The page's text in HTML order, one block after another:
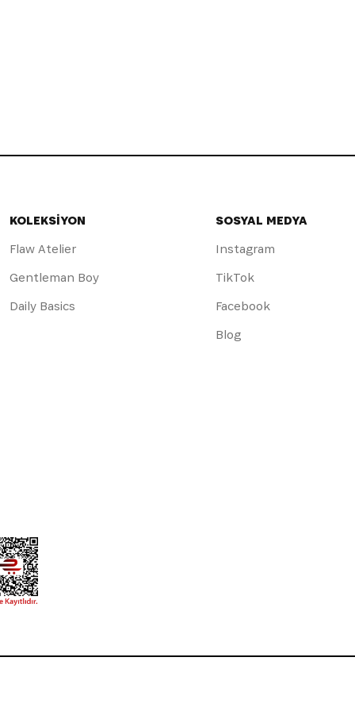
KOLEKSİYON
Flaw Atelier
Gentleman Boy
Daily Basics
SOSYAL MEDYA
Instagram
TikTok
Facebook
Blog